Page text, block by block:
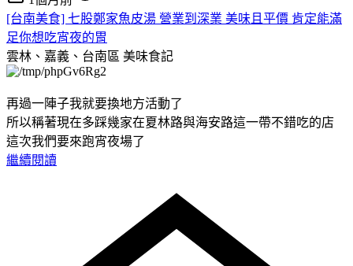
[台南美食] 七股鄭家魚皮湯 營業到深業 美味且平價 肯定能滿
足你想吃宵夜的胃
雲林、嘉義、台南區 美味食記
再過一陣子我就要換地方活動了
所以稱著現在多踩幾家在夏林路與海安路這一帶不錯吃的店
這次我們要來跑宵夜場了
繼續閱讀